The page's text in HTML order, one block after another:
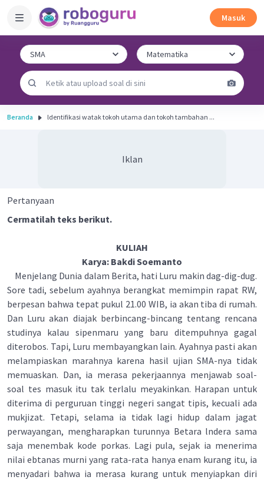
Masuk
Beranda ldentifikasi watak tokoh utama dan tokoh tambahan ...
Iklan
Pertanyaan
Cermatilah teks berikut.
KULIAH
Karya: Bakdi Soemanto
Menjelang Dunia dalam Berita, hati Luru makin dag-dig-dug.
Sore tadi, sebelum ayahnya berangkat memimpin rapat RW,
berpesan bahwa tepat pukul 21.00 WIB, ia akan tiba di rumah.
Dan Luru akan diajak berbincang-bincang tentang rencana
studinya kalau sipenmaru yang baru ditempuhnya gagal
diterobos. Tapi, Luru membayangkan lain. Ayahnya pasti akan
melampiaskan marahnya karena hasil ujian SMA-nya tidak
memuaskan. Dan, ia merasa pekerjaannya menjawab soal-
soal tes masuk itu tak terlalu meyakinkan. Harapan untuk
diterima di perguruan tinggi negeri sangat tipis, kecuali ada
mukjizat. Tetapi, selama ia tidak lagi hidup dalam jagat
perwayangan, mengharapkan turunnya Betara lndera sama
saja menembak kode porkas. Lagi pula, sejak ia menerima
nilai ebtanas murni yang rata-rata hanya enam kurang itu, ia
menyadari bahwa ia merasa kurang untuk menyiapkan diri